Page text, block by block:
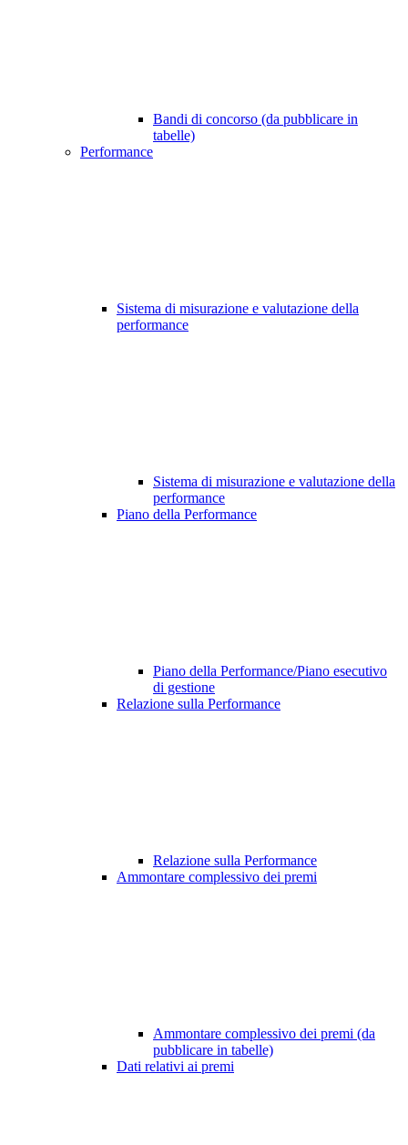
Bandi di concorso (da pubblicare in
tabelle)
Performance
Sistema di misurazione e valutazione della
performance
Sistema di misurazione e valutazione della
performance
Piano della Performance
Piano della Performance/Piano esecutivo
di gestione
Relazione sulla Performance
Relazione sulla Performance
Ammontare complessivo dei premi
Ammontare complessivo dei premi (da
pubblicare in tabelle)
Dati relativi ai premi